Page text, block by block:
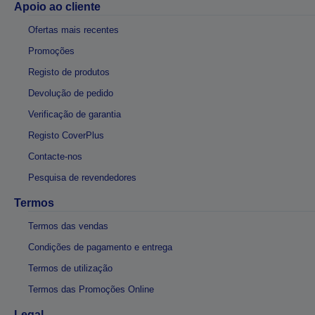
Apoio ao cliente
Ofertas mais recentes
Promoções
Registo de produtos
Devolução de pedido
Verificação de garantia
Registo CoverPlus
Contacte-nos
Pesquisa de revendedores
Termos
Termos das vendas
Condições de pagamento e entrega
Termos de utilização
Termos das Promoções Online